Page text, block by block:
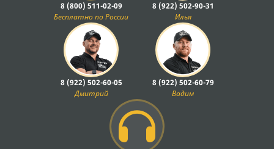
8 (800) 511-02-09
Бесплатно по России
8 (922) 502-90-31
Илья
8 (922) 502-60-05
Дмитрий
8 (922) 502-60-79
Вадим